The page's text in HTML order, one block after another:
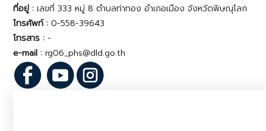
ที่อยู่ :เลขที่ 333 หมู่ 8 ตำบลท่าทอง อำเภอเมือง จังหวัดพิษณุโลก
โทรศัพท์ : 0-558-39643
โทรสาร : -
e-mail :rg06_phs@dld.go.th